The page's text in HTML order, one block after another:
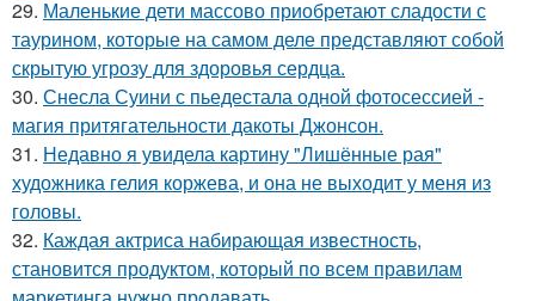
29. Маленькие дети массово приобретают сладости с
таурином, которые на самом деле представляют собой
скрытую угрозу для здоровья сердца.
30. Снесла Суини с пьедестала одной фотосессией -
магия притягательности дакоты Джонсон.
31. Недавно я увидела картину "Лишённые рая"
художника гелия коржева, и она не выходит у меня из
головы.
32. Каждая актриса набирающая известность,
становится продуктом, который по всем правилам